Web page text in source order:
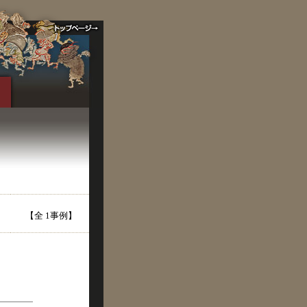
【全 1事例】